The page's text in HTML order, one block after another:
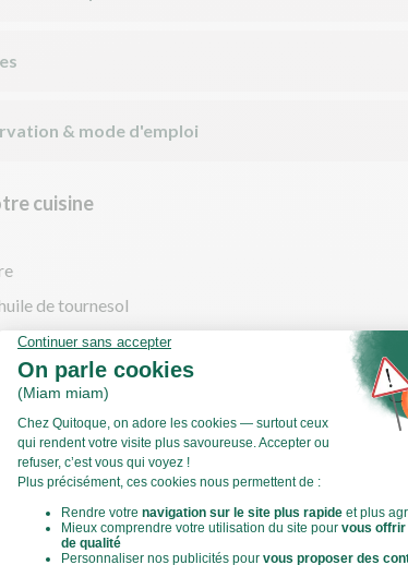
& mode d'emploi
cuisine
de tournesol
cuisson (mélange 4 huiles par exemple)
saladier, mélangez le sirop d'érable, la sauce soja